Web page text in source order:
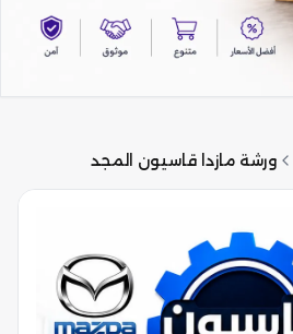
ورشة مازدا قاسيون المجد